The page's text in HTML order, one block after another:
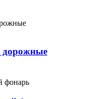
дорожные